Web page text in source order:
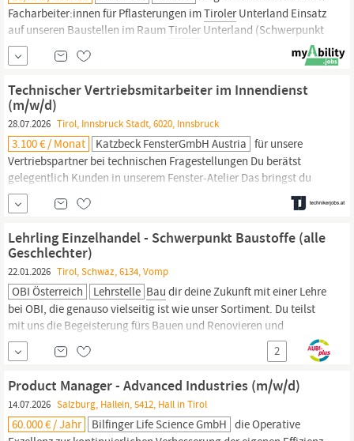
Facharbeiter:innen für Pflasterungen imTirolerUnterland Einsatz
auf unseren Baustellen im RaumTiroler Unterland (Schwerpunkt
Bezirk Kufstein und Umgebung) Gerne auch ganze Partien
Qualifikationen Einschlägige Berufserfahrung von Vorteil
erwarten dich...
Technischer Vertriebsmitarbeiter im Innendienst
(m/w/d)
28.07.2026 Tirol, Innsbruck Stadt, 6020, Innsbruck
3.100 € / Monat Katzbeck FensterGmbH Austria für unsere
Vertriebspartner bei technischen Fragestellungen Du berätst
gelegentlich Kunden in unserem Fenster-Atelier Das bringst du
mit: Eine abgeschlossene technische Ausbildung (z.B.: Lehre,
HTL, Fachschule oder eine vergleichbare Qualifikation)
Planungsthemen Eine strukturierte und
Lehrling Einzelhandel - Schwerpunkt Baustoffe (alle
Geschlechter)
22.01.2026 Tirol, Schwaz, 6134, Vomp
OBI Österreich Lehrstelle Bau dir deine Zukunft mit einer Lehre
bei OBI, die genauso vielseitig ist wie unser Sortiment. Du teilst
mit uns die Begeisterung fürs Bauen und Renovieren und
möchtest in einem coolen Team arbeiten? Dann suchen wir genau
dich! Deine Aufgaben Du bekommst in deiner 3-jährigen Lehrzeit
Einblicke in verschiedene Verkaufsabteilungen, wie z.B.:
2
Product Manager - Advanced Industries (m/w/d)
14.07.2026 Salzburg, Hallein, 5412, Hall in Tirol
60.000 € / Jahr Bilfinger Life Science GmbH die Operative